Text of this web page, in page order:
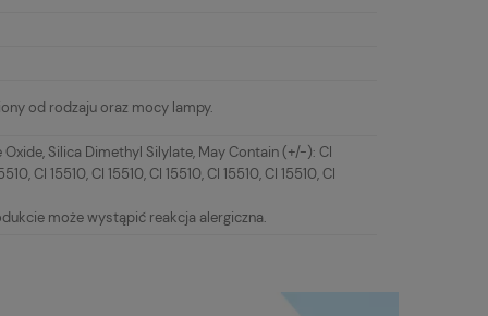
od rodzaju oraz mocy lampy.
Silica Dimethyl Silylate, May Contain (+/-): CI
CI 15510, CI 15510, CI 15510, CI 15510, CI 15510, CI
może wystąpić reakcja alergiczna.